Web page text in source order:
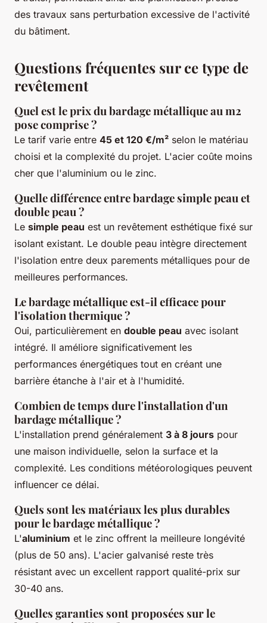
des travaux sans perturbation excessive de l'activité
du bâtiment.
Questions fréquentes sur ce type de
revêtement
Quel est le prix du bardage métallique au m2
pose comprise ?
Le tarif varie entre 45 et 120 €/m² selon le matériau
choisi et la complexité du projet. L'acier coûte moins
cher que l'aluminium ou le zinc.
Quelle différence entre bardage simple peau et
double peau ?
Le simple peau est un revêtement esthétique fixé sur
isolant existant. Le double peau intègre directement
l'isolation entre deux parements métalliques pour de
meilleures performances.
Le bardage métallique est-il efficace pour
l'isolation thermique ?
Oui, particulièrement en double peau avec isolant
intégré. Il améliore significativement les
performances énergétiques tout en créant une
barrière étanche à l'air et à l'humidité.
Combien de temps dure l'installation d'un
bardage métallique ?
L'installation prend généralement 3 à 8 jours pour
une maison individuelle, selon la surface et la
complexité. Les conditions météorologiques peuvent
influencer ce délai.
Quels sont les matériaux les plus durables
pour le bardage métallique ?
L'aluminium et le zinc offrent la meilleure longévité
(plus de 50 ans). L'acier galvanisé reste très
résistant avec un excellent rapport qualité-prix sur
30-40 ans.
Quelles garanties sont proposées sur le